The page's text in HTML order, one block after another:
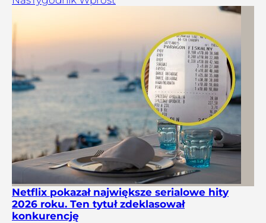
Netflix pokazał największe serialowe hity
2026 roku. Ten tytuł zdeklasował
konkurencję